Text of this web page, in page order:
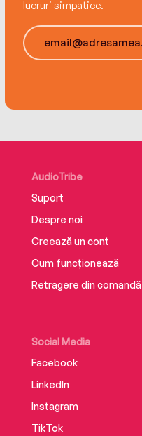
lucruri simpatice.
AudioTribe
Suport
Despre noi
Creează un cont
Cum funcționează
Retragere din comandă
Social Media
Facebook
LinkedIn
Instagram
TikTok